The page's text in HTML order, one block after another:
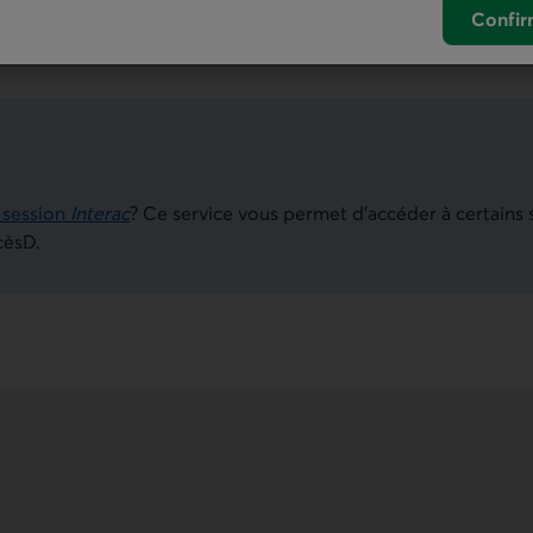
Interac? Ce service vous permet d’accéder à certains